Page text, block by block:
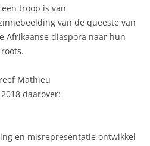
troop is van
van de queeste van
Afrikaanse diaspora naar hun
Mathieu
daarover:
en misrepresentatie ontwikkel